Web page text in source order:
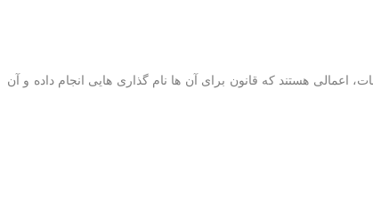
اعمالی هستند که قانون برای آن ها نام گذاری هایی انجام داده و آن